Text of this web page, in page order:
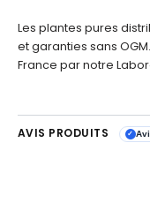
Les plantes pures
et garanties sans
France par notre
AVIS PRODUITS ✓